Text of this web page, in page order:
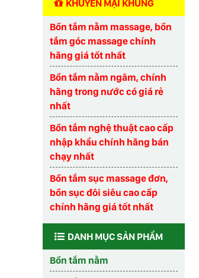
KHUYẾN MẠI KHỦNG
Bồn tắm nằm massage, bồn
tắm góc massage chính
hãng giá tốt nhất
Bồn tắm nằm ngâm, chính
hãng trong nước có giá rẻ
nhất
Bồn tắm nghệ thuật cao cấp
nhập khẩu chính hãng bán
chạy nhất
Bồn tắm sục massage đơn,
bồn sục đôi siêu cao cấp
chính hãng giá tốt nhất
DANH MỤC SẢN PHẨM
Bồn tắm nằm